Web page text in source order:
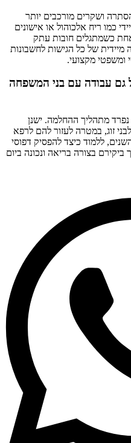
ושקרים מורכבים יותר
כמו ריח אלכוהול או אישונים
כשמתגלים חובות עתק
של כל הגישות לחשבונות
ומשפטי מקצועי.
גם עבודה עם בני המשפחה
מתהליך ההחלמה. ישנן
זוג, במטרה לעזור להם לרפא
ללמוד כיצד להפסיק דפוסי
בצורה בריאה ונכונה ביום